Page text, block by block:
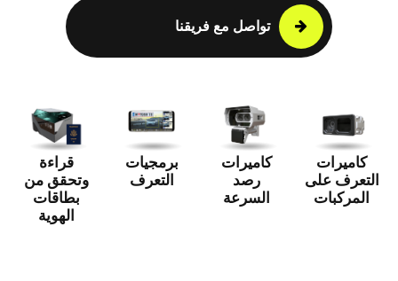
تواصل مع فريقنا
كاميرات
التعرف على
المركبات
كاميرات
رصد
السرعة
برمجيات
التعرف
قراءة
وتحقق من
بطاقات
الهوية